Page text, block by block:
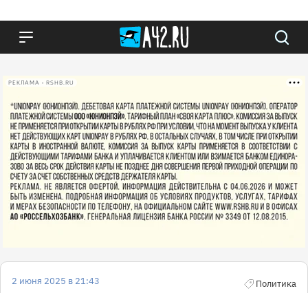
РЕКЛАМА • RSHB.RU
2 июня 2025 в 21:43 Политика